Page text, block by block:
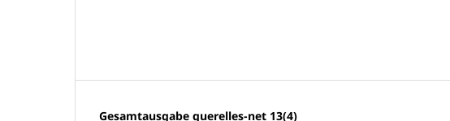
Gesamtausgabe querelles-net 13(4)